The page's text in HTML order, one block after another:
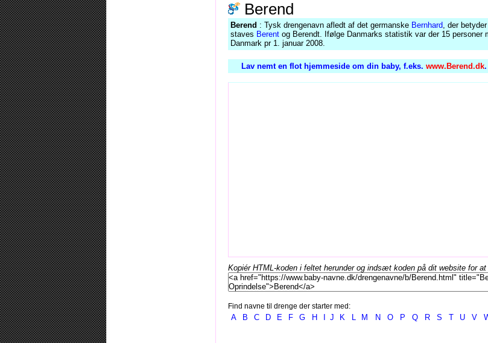
Berend
Berend : Tysk drengenavn afledt af det germanske Bernhard, der
staves Berent og Berendt. Ifølge Danmarks statistik var der 15 personer
Danmark pr 1. januar 2008.
Lav nemt en flot hjemmeside om din baby, f.eks. www.Berend.dk.
Kopiér HTML-koden i feltet herunder og indsæt koden på dit website for
Find navne til drenge der starter med:
A B C D E F G H J K L M N O P Q R S T U V